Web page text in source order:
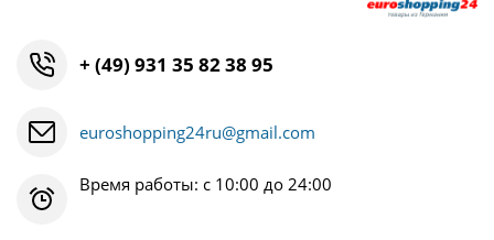
+ (49) 931 35 82 38 95
euroshopping24ru@gmail.com
Время работы: с 10:00 до 24:00